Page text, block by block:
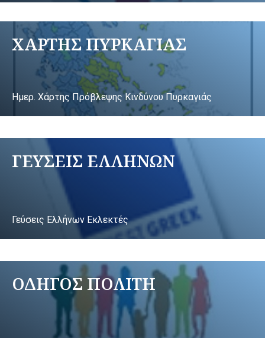
ΧΑΡΤΗΣ ΠΥΡΚΑΓΙΑΣ
Ημερ. Χάρτης Πρόβλεψης Κινδύνου Πυρκαγιάς
ΓΕΥΣΕΙΣ ΕΛΛΗΝΩΝ
Γεύσεις Ελλήνων Εκλεκτές
ΟΔΗΓΟΣ ΠΟΛΙΤΗ